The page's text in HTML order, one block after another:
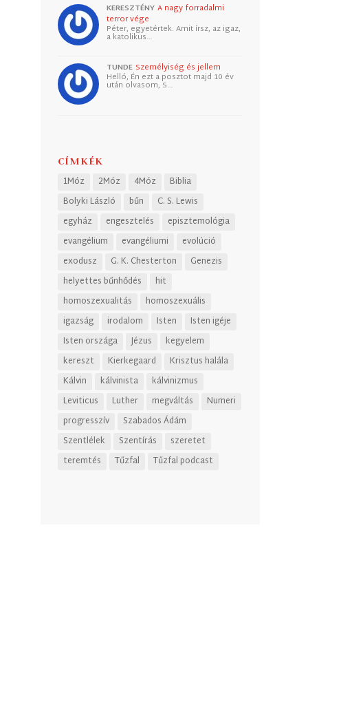
KERESZTÉNY A nagy forradalmi
terror vége
Péter, egyetértek. Amit írsz, az igaz,
a katolikus…
TUNDE Személyiség és jellem
Helló, Én ezt a posztot majd 10 év
után olvasom, S…
CÍMKÉK
1Móz 2Móz 4Móz
Biblia
Bolyki László
bűn
C. S. Lewis
egyház
engesztelés
episztemológia
evangélium
evangéliumi
evolúció
exodusz
G. K. Chesterton
Genezis
helyettes bűnhődés
hit
homoszexualitás
homoszexuális
igazság
irodalom Isten
Isten igéje
Isten országa
Jézus
kegyelem
kereszt
Kierkegaard
Krisztus halála
Kálvin
kálvinista
kálvinizmus
Leviticus
Luther megváltás
Numeri
progresszív
Szabados Ádám
Szentlélek
Szentírás
szeretet
teremtés
Tűzfal Tűzfal podcast